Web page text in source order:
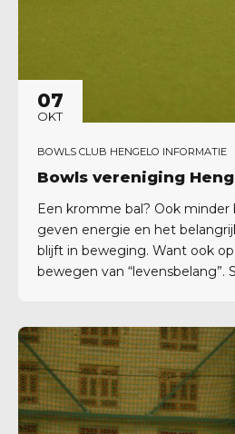
07
OKT
BOWLS CLUB HENGELO INFORMATIE
Bowls vereniging
Een kromme bal? Ook
geven energie en het
blijft in beweging. Want ook
bewegen van “levensbelang”.
sport voor deze doelgroep.
bestaat voor het grootste...